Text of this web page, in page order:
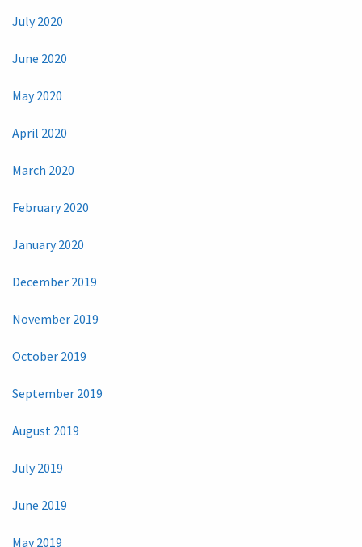
July 2020
June 2020
May 2020
April 2020
March 2020
February 2020
January 2020
December 2019
November 2019
October 2019
September 2019
August 2019
July 2019
June 2019
May 2019